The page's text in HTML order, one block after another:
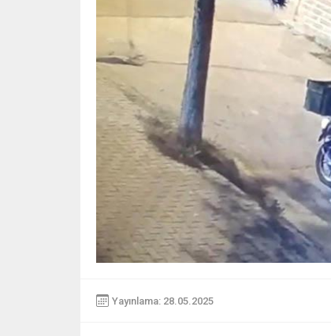
Yayınlama: 28.05.2025